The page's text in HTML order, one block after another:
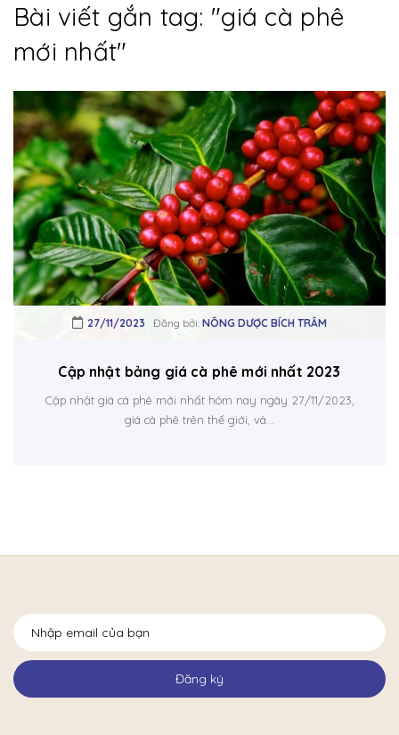
Bài viết gắn tag: "giá cà phê
mới nhất"
27/11/2023 Đăng bởi: NÔNG DƯỢC BÍCH TRÂM
Cập nhật bảng giá cà phê mới nhất 2023
Cập nhật giá cà phê mới nhất hôm nay ngày 27/11/2023,
giá cà phê trên thế giới, và...
Đăng ký